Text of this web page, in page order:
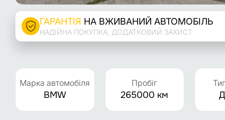
ГАРАНТІЯ НА ВЖИВАНИЙ АВТОМОБІЛЬ
НАДІЙНА ПОКУПКА, ДОДАТКОВИЙ ЗАХИСТ
Марка автомобіля
BMW
Пробіг
265000 км